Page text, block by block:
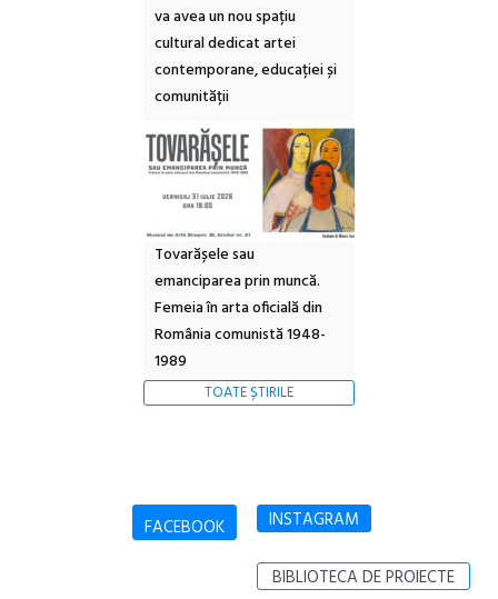
va avea un nou spațiu
cultural dedicat artei
contemporane, educației și
comunității
Tovarășele sau
emanciparea prin muncă.
Femeia în arta oficială din
România comunistă 1948-
1989
TOATE ȘTIRILE
FACEBOOK INSTAGRAM
BIBLIOTECA DE PROIECTE